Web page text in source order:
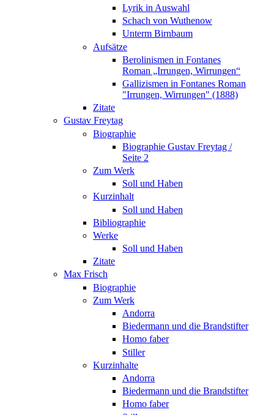
Lyrik in Auswahl
Schach von Wuthenow
Unterm Birnbaum
Aufsätze
Berolinismen in Fontanes
Roman „Irrungen, Wirrungen“
Gallizismen in Fontanes Roman
"Irrungen, Wirrungen" (1888)
Zitate
Gustav Freytag
Biographie
Biographie Gustav Freytag /
Seite 2
Zum Werk
Soll und Haben
Kurzinhalt
Soll und Haben
Bibliographie
Werke
Soll und Haben
Zitate
Max Frisch
Biographie
Zum Werk
Andorra
Biedermann und die Brandstifter
Homo faber
Stiller
Kurzinhalte
Andorra
Biedermann und die Brandstifter
Homo faber